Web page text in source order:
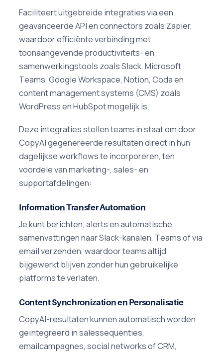
Faciliteert uitgebreide integraties via een
geavanceerde API en connectors zoals Zapier,
waardoor efficiënte verbinding met
toonaangevende productiviteits- en
samenwerkingstools zoals Slack, Microsoft
Teams, Google Workspace, Notion, Coda en
content management systems (CMS) zoals
WordPress en HubSpot mogelijk is.
Deze integraties stellen teams in staat om door
CopyAI gegenereerde resultaten direct in hun
dagelijkse workflows te incorporeren, ten
voordele van marketing-, sales- en
supportafdelingen:
Information Transfer Automation
Je kunt berichten, alerts en automatische
samenvattingen naar Slack-kanalen, Teams of via
email verzenden, waardoor teams altijd
bijgewerkt blijven zonder hun gebruikelijke
platforms te verlaten.
Content Synchronization en Personalisatie
CopyAI-resultaten kunnen automatisch worden
geïntegreerd in salessequenties,
emailcampagnes, social networks of CRM,